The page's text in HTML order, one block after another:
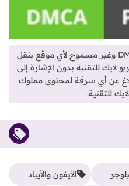
هذا المحتوى محمي بواسطة DMCA وغير مسموح لأي موقع بنقل
للتقنية بدون الإشارة إلى
عن أي سرقة لمحتوى مملوك
للتقنية.
الأيفون والآيباد